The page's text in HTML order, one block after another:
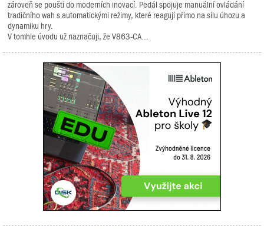
zároveň se pouští do moderních inovací. Pedál spojuje manuální ovládání
tradičního wah s automatickými režimy, které reagují přímo na sílu úhozu a
dynamiku hry.
V tomhle úvodu už naznačuji, že V863-CA...